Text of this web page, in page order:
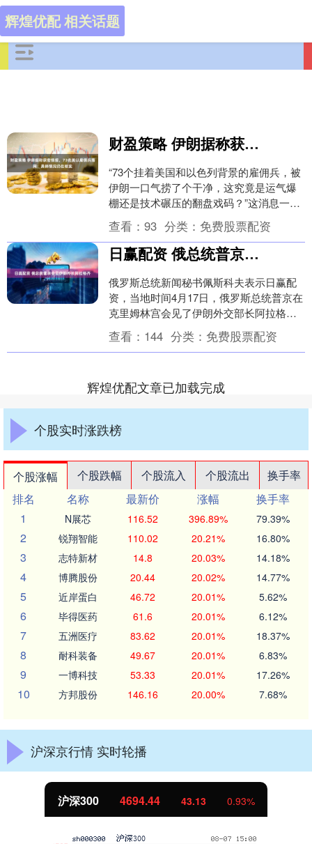
辉煌优配 相关话题
财盈策略 伊朗据称获密情报，73名美以雇佣兵落网：具体情况仍在核实
“73个挂着美国和以色列背景的雇佣兵，被
伊朗一口气捞了个干净，这究竟是运气爆
棚还是技术碾压的翻盘戏码？”这消息一出
来就炸了锅，尤其“人脸识别无人机精准锁
定核心嫌....
查看： 93 分类： 免费股票配资
日赢配资 俄总统普京会见伊朗外长阿拉格齐
俄罗斯总统新闻秘书佩斯科夫表示日赢配
资，当地时间4月17日，俄罗斯总统普京在
克里姆林宫会见了伊朗外交部长阿拉格
齐。 按照伊朗方面此前的说法，双方将在
会谈中讨论伊....
查看： 144 分类： 免费股票配资
辉煌优配文章已加载完成
个股实时涨跌榜
个股涨幅 个股跌幅 个股流入 个股流出
换手率
排名
名称 最新价 涨幅
换手率
1
N展芯 116.52 396.89% 79.39%
2 锐翔智能 110.02 20.21% 16.80%
3 志特新材 14.8 20.03% 14.18%
4 博腾股份 20.44 20.02% 14.77%
5 近岸蛋白 46.72 20.01% 5.62%
6 毕得医药 61.6 20.01% 6.12%
7 五洲医疗 83.62 20.01% 18.37%
8 耐科装备 49.67 20.01% 6.83%
9 一博科技 53.33 20.01% 17.26%
10 方邦股份 146.16 20.00% 7.68%
沪深京行情 实时轮播
沪深300 4694.44 43.13 0.93%